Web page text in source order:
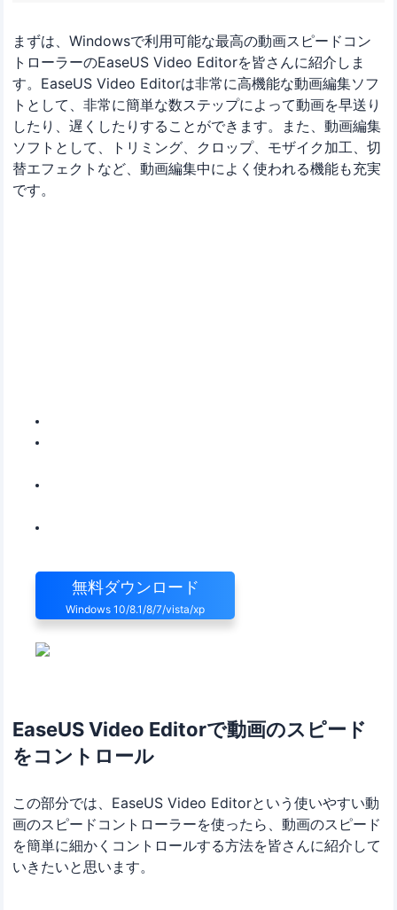
まずは、Windowsで利用可能な最高の動画スピードコン
トローラーのEaseUS Video Editorを皆さんに紹介しま
す。EaseUS Video Editorは非常に高機能な動画編集ソフ
トとして、非常に簡単な数ステップによって動画を早送り
したり、遅くしたりすることができます。また、動画編集
ソフトとして、トリミング、クロップ、モザイク加工、切
替エフェクトなど、動画編集中によく使われる機能も充実
です。
無料ダウンロード
Windows 10/8.1/8/7/vista/xp
EaseUS Video Editorで動画のスピード
をコントロール
この部分では、EaseUS Video Editorという使いやすい動
画のスピードコントローラーを使ったら、動画のスピード
を簡単に細かくコントロールする方法を皆さんに紹介して
いきたいと思います。